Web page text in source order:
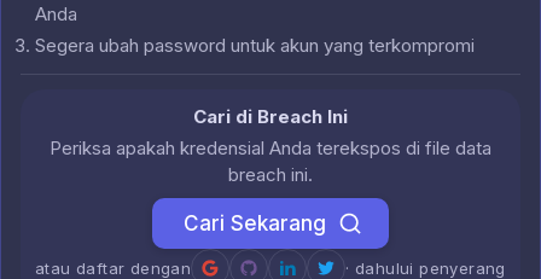
Anda
Segera ubah password untuk akun yang terkompromi
Cari di Breach Ini
Periksa apakah kredensial Anda terekspos di file data
breach ini.
Cari Sekarang
atau daftar dengan · dahului penyerang